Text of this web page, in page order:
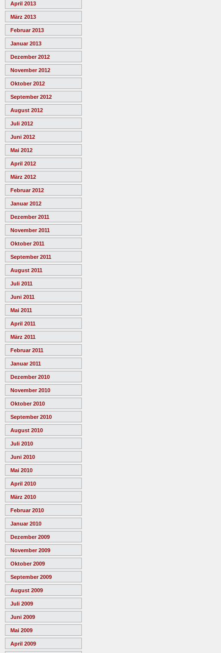
April 2013
März 2013
Februar 2013
Januar 2013
Dezember 2012
November 2012
Oktober 2012
September 2012
August 2012
Juli 2012
Juni 2012
Mai 2012
April 2012
März 2012
Februar 2012
Januar 2012
Dezember 2011
November 2011
Oktober 2011
September 2011
August 2011
Juli 2011
Juni 2011
Mai 2011
April 2011
März 2011
Februar 2011
Januar 2011
Dezember 2010
November 2010
Oktober 2010
September 2010
August 2010
Juli 2010
Juni 2010
Mai 2010
April 2010
März 2010
Februar 2010
Januar 2010
Dezember 2009
November 2009
Oktober 2009
September 2009
August 2009
Juli 2009
Juni 2009
Mai 2009
April 2009